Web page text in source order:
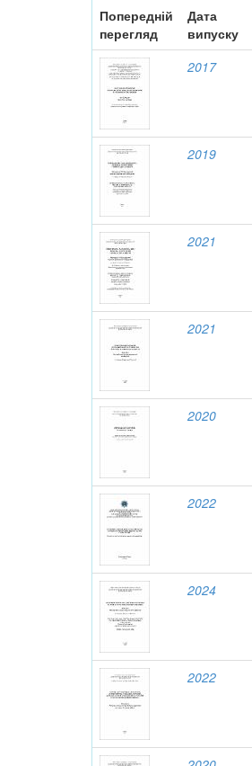
Попередній
перегляд
Дата
випуску
2017
2019
2021
2021
2020
2022
2024
2022